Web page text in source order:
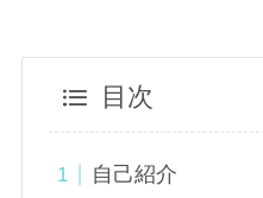
目次
自己紹介